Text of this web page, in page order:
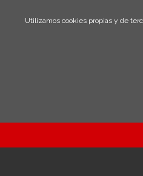
Utilizamos cookies propias y de